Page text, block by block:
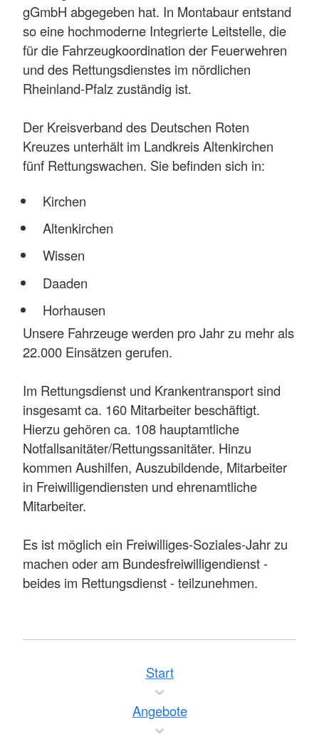
gGmbH abgegeben hat. In Montabaur entstand
so eine hochmoderne Integrierte Leitstelle, die
für die Fahrzeugkoordination der Feuerwehren
und des Rettungsdienstes im nördlichen
Rheinland-Pfalz zuständig ist.
Der Kreisverband des Deutschen Roten
Kreuzes unterhält im Landkreis Altenkirchen
fünf Rettungswachen. Sie befinden sich in:
Kirchen
Altenkirchen
Wissen
Daaden
Horhausen
Unsere Fahrzeuge werden pro Jahr zu mehr als
22.000 Einsätzen gerufen.
Im Rettungsdienst und Krankentransport sind
insgesamt ca. 160 Mitarbeiter beschäftigt.
Hierzu gehören ca. 108 hauptamtliche
Notfallsanitäter/Rettungssanitäter. Hinzu
kommen Aushilfen, Auszubildende, Mitarbeiter
in Freiwilligendiensten und ehrenamtliche
Mitarbeiter.
Es ist möglich ein Freiwilliges-Soziales-Jahr zu
machen oder am Bundesfreiwilligendienst -
beides im Rettungsdienst - teilzunehmen.
Start
Angebote